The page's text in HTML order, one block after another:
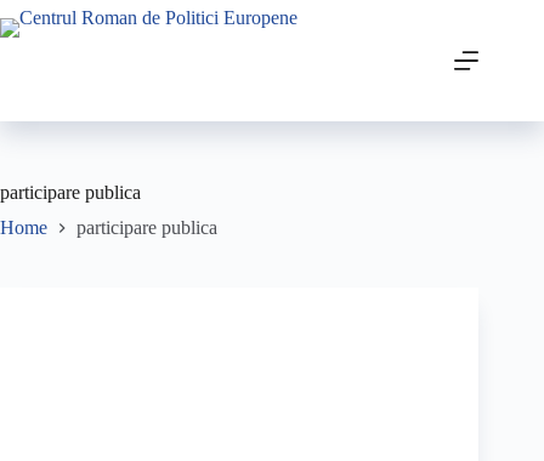
participare publica
Home
participare publica